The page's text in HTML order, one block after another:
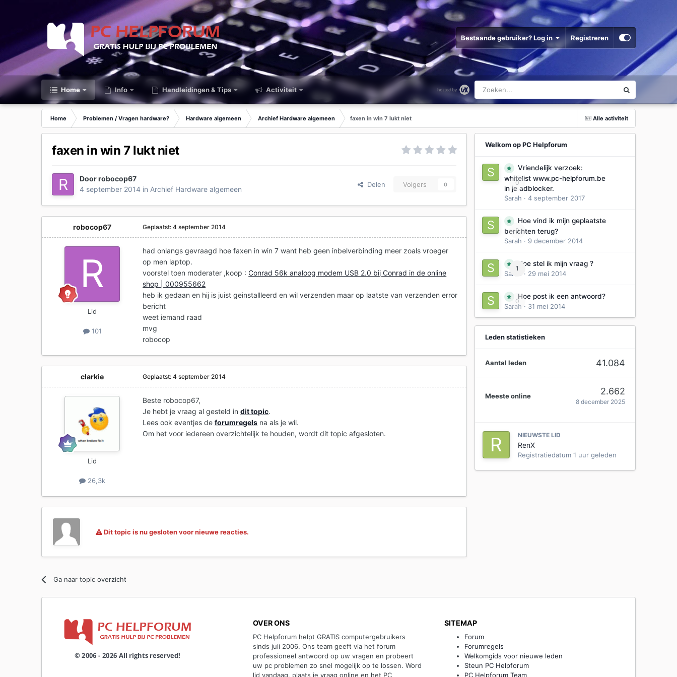
Bestaande gebruiker? Log in Registreren
Home Info Handleidingen & Tips Activiteit
Alle activiteit
Home Problemen / Vragen hardware? Hardware algemeen Archief Hardware algemeen faxen in win 7 lukt niet
faxen in win 7 lukt niet
Doorrobocop67
4 september 2014 in Archief Hardware algemeen
Delen Volgers 0
robocop67
Lid
101
Geplaatst:4 september 2014
had onlangs gevraagd hoe faxen in win 7 want heb geen inbelverbinding meer zoals vroeger
op men laptop.
voorstel toen moderater ,koop :Conrad 56k analoog modem USB 2.0 bij Conrad in de online
shop | 000955662
heb ik gedaan en hij is juist geinstallleerd en wil verzenden maar op laatste van verzenden error
bericht
weet iemand raad
mvg
robocop
clarkie
Lid
26,3k
Geplaatst:4 september 2014
Beste robocop67,
Je hebt je vraag al gesteld indit topic.
Lees ook eventjes deforumregels na als je wil.
Om het voor iedereen overzichtelijk te houden, wordt dit topic afgesloten.
Dit topic is nu gesloten voor nieuwe reacties.
Ga naar topic overzicht
Welkom op PC Helpforum
0
Vriendelijk verzoek:
whitelist www.pc-helpforum.be
in je adblocker.
Sarah · 4 september 2017
0
Hoe vind ik mijn geplaatste
berichten terug?
Sarah · 9 december 2014
1
Hoe stel ik mijn vraag ?
Sarah
· 29 mei 2014
0
Hoe post ik een antwoord?
Sarah · 31 mei 2014
Leden statistieken
Aantal leden 41.084
Meeste online 2.662
8 december 2025
NIEUWSTE LID
RenX
Registratiedatum 1 uur geleden
OVER ONS
PC Helpforum helpt GRATIS computergebruikers
sinds juli 2006. Ons team geeft via het forum
professioneel antwoord op uw vragen en probeert
uw pc problemen zo snel mogelijk op te lossen. Word
lid vandaag, plaats je vraag online en het PC
SITEMAP
Forum
Forumregels
Welkomgids voor nieuwe leden
Steun PC Helpforum
PC Helpforum Team